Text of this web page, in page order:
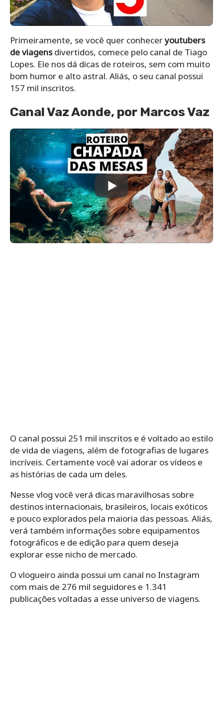
Primeiramente, se você quer conheceryoutubers
de viagensdivertidos, comece pelo canal de Tiago
Lopes. Ele nos dá dicas de roteiros, sem com muito
bom humor e alto astral. Aliás, o seu canal possui
157 mil inscritos.
Canal Vaz Aonde, por Marcos Vaz
O canal possui 251 mil inscritos e é voltado ao estilo
de vida de viagens, além de fotografias de lugares
incríveis. Certamente você vai adorar os vídeos e
as histórias de cada um deles.
Nesse vlog você verá dicas maravilhosas sobre
destinos internacionais, brasileiros, locais exóticos
e pouco explorados pela maioria das pessoas. Aliás,
verá também informações sobre equipamentos
fotográficos e de edição para quem deseja
explorar esse nicho de mercado.
O vlogueiro ainda possui um canal no Instagram
com mais de 276 mil seguidores e 1.341
publicações voltadas a esse universo de viagens.